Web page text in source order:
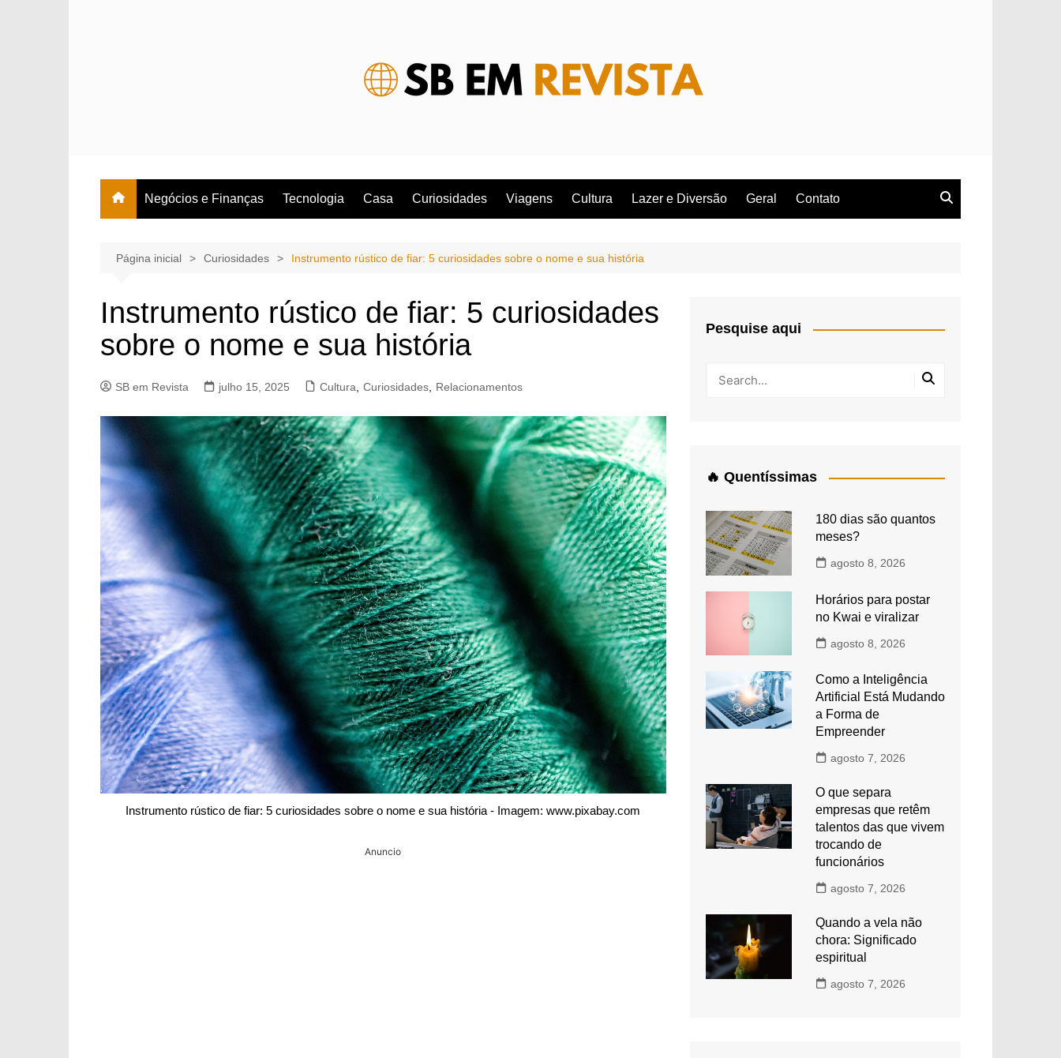
Negócios e Finanças Tecnologia Casa Curiosidades Viagens Cultura Lazer e Diversão Geral Contato
Página inicial Curiosidades Instrumento rústico de fiar: 5 curiosidades sobre o nome e sua história
Instrumento rústico de fiar: 5 curiosidades
sobre o nome e sua história
SB em Revista julho 15, 2025 Cultura Curiosidades Relacionamentos
Instrumento rústico de fiar: 5 curiosidades sobre o nome e sua história - Imagem: www.pixabay.com
Anuncio
Pesquise aqui
🔥 Quentíssimas
180 dias são quantos
meses?
agosto 8, 2026
Horários para postar
no Kwai e viralizar
agosto 8, 2026
Como a Inteligência
Artificial Está Mudando
a Forma de
Empreender
agosto 7, 2026
O que separa
empresas que retêm
talentos das que vivem
trocando de
funcionários
agosto 7, 2026
Quando a vela não
chora: Significado
espiritual
agosto 7, 2026